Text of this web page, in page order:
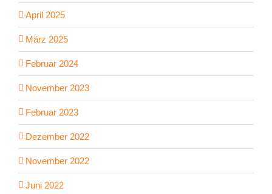
April 2025
März 2025
Februar 2024
November 2023
Februar 2023
Dezember 2022
November 2022
Juni 2022